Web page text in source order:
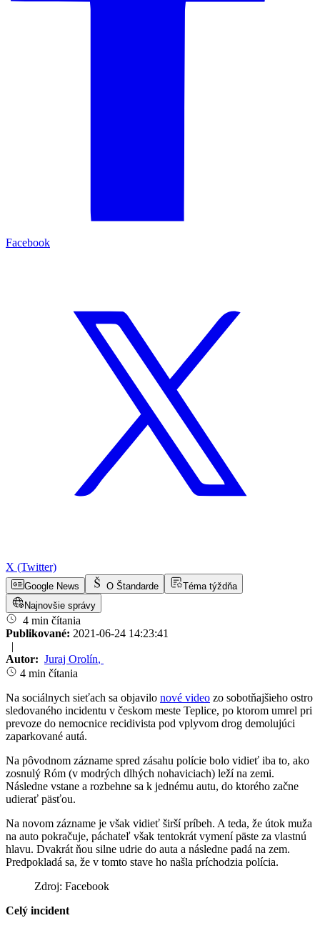
Facebook
X (Twitter)
Google News O Štandarde
Téma týždňa
Najnovšie správy
4 min čítania
Publikované: 2021-06-24 14:23:41
|
Autor: Juraj Orolín,
4 min čítania
Na sociálnych sieťach sa objavilo nové video zo sobotňajšieho ostro
sledovaného incidentu v českom meste Teplice, po ktorom umrel pri
prevoze do nemocnice recidivista pod vplyvom drog demolujúci
zaparkované autá.
Na pôvodnom zázname spred zásahu polície bolo vidieť iba to, ako
zosnulý Róm (v modrých dlhých nohaviciach) leží na zemi.
Následne vstane a rozbehne sa k jednému autu, do ktorého začne
udierať päsťou.
Na novom zázname je však vidieť širší príbeh. A teda, že útok muža
na auto pokračuje, páchateľ však tentokrát vymení päste za vlastnú
hlavu. Dvakrát ňou silne udrie do auta a následne padá na zem.
Predpokladá sa, že v tomto stave ho našla príchodzia polícia.
Zdroj: Facebook
Celý incident